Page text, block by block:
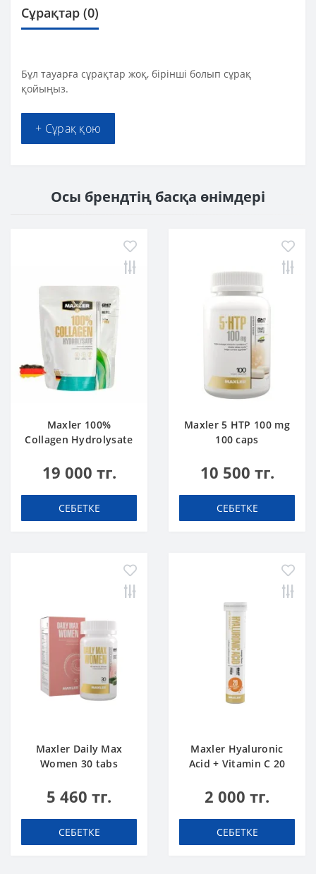
Сұрақтар (0)
Бұл тауарға сұрақтар жоқ, бірінші болып сұрақ
қойыңыз.
+ Сұрақ қою
Осы брендтің басқа өнімдері
Maxler 100%
Collagen Hydrolysate
19 000 тг.
СЕБЕТКЕ
Maxler 5 HTP 100 mg
100 caps
10 500 тг.
СЕБЕТКЕ
Maxler Daily Max
Women 30 tabs
5 460 тг.
СЕБЕТКЕ
Maxler Hyaluronic
Acid + Vitamin C 20
2 000 тг.
СЕБЕТКЕ